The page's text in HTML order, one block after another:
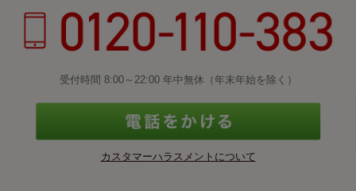
受付時間 8:00～22:00 年中無休（年末年始を除く）
カスタマーハラスメントについて